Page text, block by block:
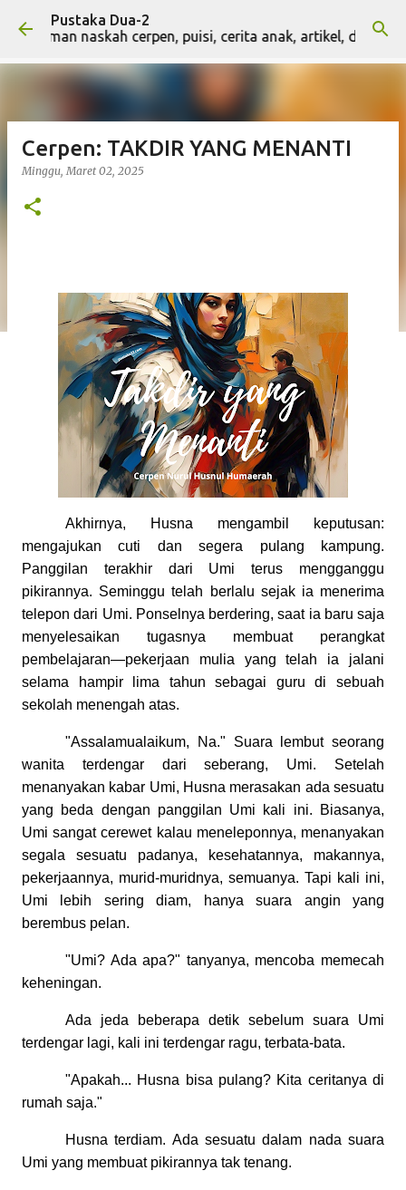
Langsung ke konten utama
Pustaka Dua-2
naskah cerpen, puisi, cerita anak, artikel, dan
Cerpen: TAKDIR YANG MENANTI
Minggu, Maret 02, 2025
Akhirnya, Husna mengambil keputusan:
mengajukan cuti dan segera pulang kampung.
Panggilan terakhir dari Umi terus mengganggu
pikirannya. Seminggu telah berlalu sejak ia menerima
telepon dari Umi. Ponselnya berdering, saat ia baru saja
menyelesaikan tugasnya membuat perangkat
pembelajaran—pekerjaan mulia yang telah ia jalani
selama hampir lima tahun sebagai guru di sebuah
sekolah menengah atas.
"Assalamualaikum, Na." Suara lembut seorang
wanita terdengar dari seberang, Umi. Setelah
menanyakan kabar Umi, Husna merasakan ada sesuatu
yang beda dengan panggilan Umi kali ini. Biasanya,
Umi sangat cerewet kalau meneleponnya, menanyakan
segala sesuatu padanya, kesehatannya, makannya,
pekerjaannya, murid-muridnya, semuanya. Tapi kali ini,
Umi lebih sering diam, hanya suara angin yang
berembus pelan.
"Umi? Ada apa?" tanyanya, mencoba memecah
keheningan.
Ada jeda beberapa detik sebelum suara Umi
terdengar lagi, kali ini terdengar ragu, terbata-bata.
"Apakah... Husna bisa pulang? Kita ceritanya di
rumah saja."
Husna terdiam. Ada sesuatu dalam nada suara
Umi yang membuat pikirannya tak tenang.